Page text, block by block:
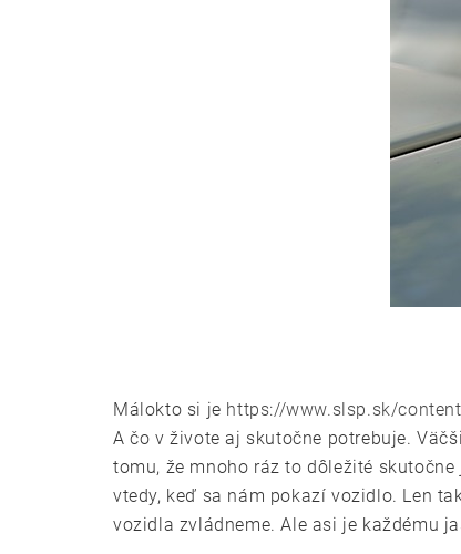
Málokto si je https://www.slsp.sk/
A čo v živote aj skutočne potrebuje.
tomu, že mnoho ráz to dôležité
vtedy, keď sa nám pokazí vozidlo. Len
vozidla zvládneme. Ale asi je každému